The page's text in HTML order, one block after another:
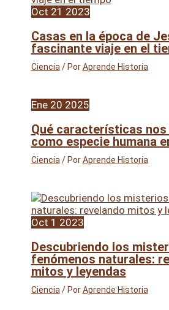
Oct 21 2023
Casas en la época de
fascinante viaje en el
Ciencia / PorAprende Historia
Ene 20 2025
Qué características
como especie humana
Ciencia / PorAprende Historia
Oct 1 2023
Descubriendo los
fenómenos naturales:
mitos y leyendas
Ciencia / PorAprende Historia